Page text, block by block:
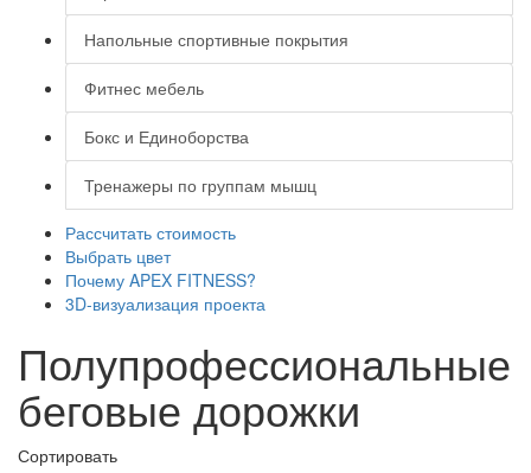
Напольные спортивные покрытия
Фитнес мебель
Бокс и Единоборства
Тренажеры по группам мышц
Рассчитать стоимость
Выбрать цвет
Почему APEX FITNESS?
3D-визуализация проекта
Полупрофессиональные
беговые дорожки
Сортировать